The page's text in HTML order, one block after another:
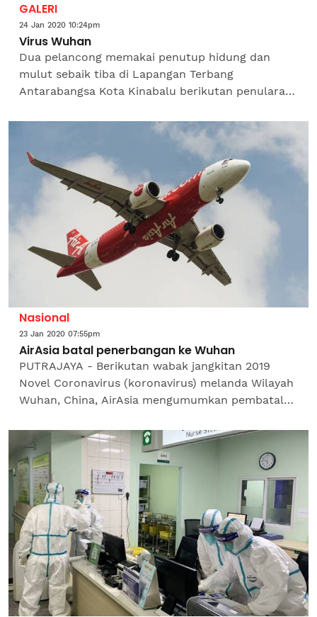
GALERI
24 Jan 2020 10:24pm
Virus Wuhan
Dua pelancong memakai penutup hidung dan
mulut sebaik tiba di Lapangan Terbang
Antarabangsa Kota Kinabalu berikutan penularan
sebagai virus Wuhan atau...
Nasional
23 Jan 2020 07:55pm
AirAsia batal penerbangan ke Wuhan
PUTRAJAYA - Berikutan wabak jangkitan 2019
Novel Coronavirus (koronavirus) melanda Wilayah
Wuhan, China, AirAsia mengumumkan pembatalan
Phuket ke wilayah...